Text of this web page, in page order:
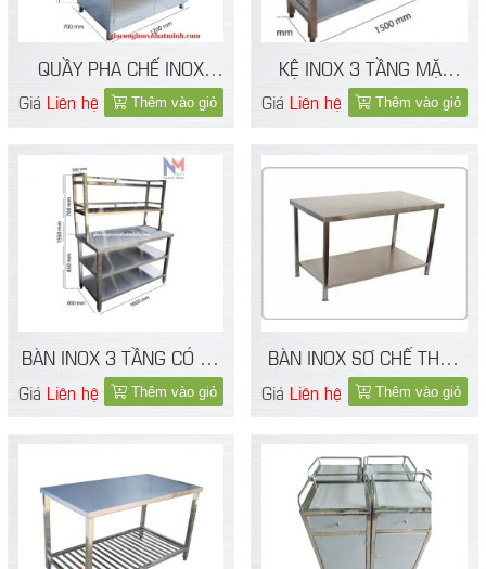
QUẦY PHA CHẾ INOX
MINI
Giá Liên hệ Thêm vào giỏ
KỆ INOX 3 TẦNG MẶT
PHẲNG
Giá Liên hệ Thêm vào giỏ
BÀN INOX 3 TẦNG CÓ KỆ
TRÊN
Giá Liên hệ Thêm vào giỏ
BÀN INOX SƠ CHẾ THỰC
PHẨM 2 TẦNG
Giá Liên hệ Thêm vào giỏ